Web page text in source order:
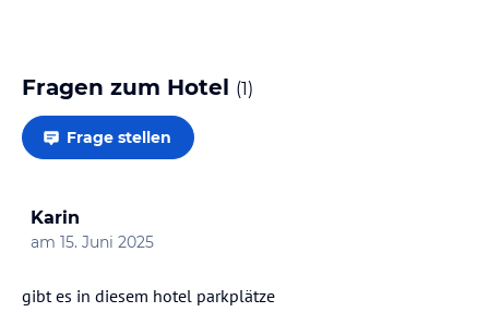
Fragen zum Hotel (1)
Frage stellen
Karin
am 15. Juni 2025